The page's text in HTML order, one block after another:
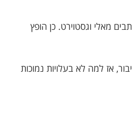
מאלי וגסטוירט. כן הופץ
אז למה לא בעלויות נמוכות